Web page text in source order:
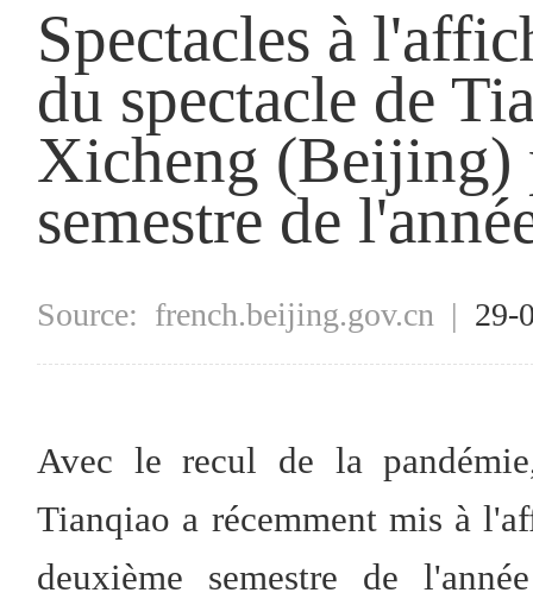
Spectacles à
du spectacle de
Xicheng (Beijing)
semestre de
Source: french.beijing.gov.cn | 29-
Avec le recul de la
Tianqiao a récemment mis à
deuxième semestre de